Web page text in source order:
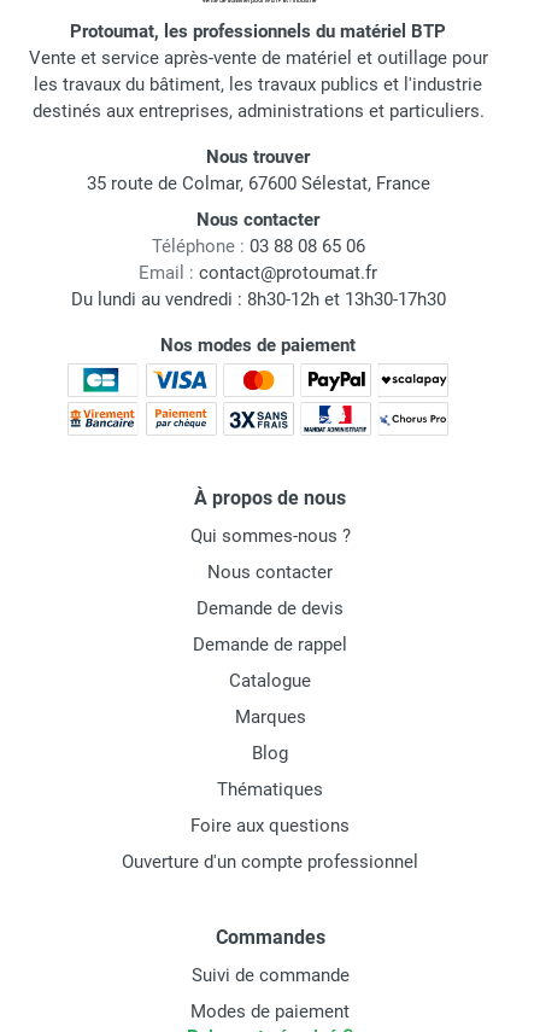
Protoumat, les professionnels du matériel BTP
Vente et service après-vente de matériel et outillage pour
les travaux du bâtiment, les travaux publics et l'industrie
destinés aux entreprises, administrations et particuliers.
Nous trouver
35 route de Colmar, 67600 Sélestat, France
Nous contacter
Téléphone : 03 88 08 65 06
Email : contact@protoumat.fr
Du lundi au vendredi : 8h30-12h et 13h30-17h30
Nos modes de paiement
À propos de nous
Qui sommes-nous ?
Nous contacter
Demande de devis
Demande de rappel
Catalogue
Marques
Blog
Thématiques
Foire aux questions
Ouverture d'un compte professionnel
Commandes
Suivi de commande
Modes de paiement